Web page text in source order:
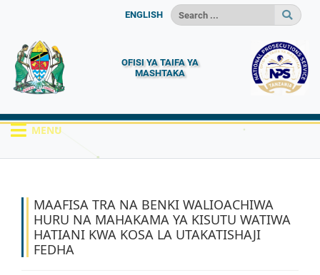
ENGLISH
OFISI YA TAIFA YA
MASHTAKA
MENU
MAAFISA TRA NA BENKI WALIOACHIWA
HURU NA MAHAKAMA YA KISUTU WATIWA
HATIANI KWA KOSA LA UTAKATISHAJI
FEDHA